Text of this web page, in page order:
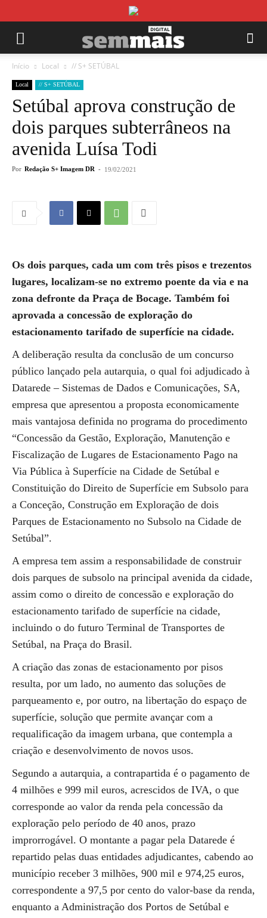
Início Local // S+ SETÚBAL
Local // S+ SETÚBAL
Setúbal aprova construção de
dois parques subterrâneos na
avenida Luísa Todi
Por Redação S+ Imagem DR - 19/02/2021
Os dois parques, cada um com três pisos e trezentos
lugares, localizam-se no extremo poente da via e na
zona defronte da Praça de Bocage. Também foi
aprovada a concessão de exploração do
estacionamento tarifado de superfície na cidade.
A deliberação resulta da conclusão de um concurso
público lançado pela autarquia, o qual foi adjudicado à
Datarede – Sistemas de Dados e Comunicações, SA,
empresa que apresentou a proposta economicamente
mais vantajosa definida no programa do procedimento
“Concessão da Gestão, Exploração, Manutenção e
Fiscalização de Lugares de Estacionamento Pago na
Via Pública à Superfície na Cidade de Setúbal e
Constituição do Direito de Superfície em Subsolo para
a Conceção, Construção em Exploração de dois
Parques de Estacionamento no Subsolo na Cidade de
Setúbal”.
A empresa tem assim a responsabilidade de construir
dois parques de subsolo na principal avenida da cidade,
assim como o direito de concessão e exploração do
estacionamento tarifado de superfície na cidade,
incluindo o do futuro Terminal de Transportes de
Setúbal, na Praça do Brasil.
A criação das zonas de estacionamento por pisos
resulta, por um lado, no aumento das soluções de
parqueamento e, por outro, na libertação do espaço de
superfície, solução que permite avançar com a
requalificação da imagem urbana, que contempla a
criação e desenvolvimento de novos usos.
Segundo a autarquia, a contrapartida é o pagamento de
4 milhões e 999 mil euros, acrescidos de IVA, o que
corresponde ao valor da renda pela concessão da
exploração pelo período de 40 anos, prazo
improrrogável. O montante a pagar pela Datarede é
repartido pelas duas entidades adjudicantes, cabendo ao
município receber 3 milhões, 900 mil e 974,25 euros,
correspondente a 97,5 por cento do valor-base da renda,
enquanto a Administração dos Portos de Setúbal e